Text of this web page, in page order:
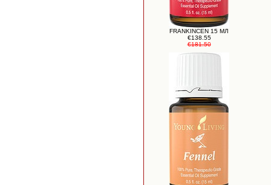
FRANKINCEN 15 МЛ
€138.55
€181.50